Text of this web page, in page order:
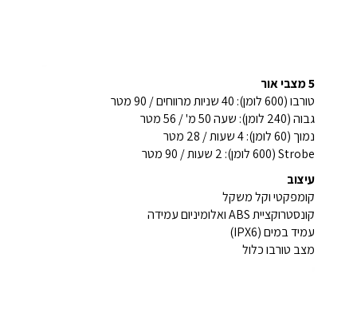
5 מצבי אור
טורבו (600 לומן): 40 שניות מרווחים / 90 מטר
גבוה (240 לומן): שעה 50 מ' / 56 מטר
נמוך (60 לומן): 4 שעות / 28 מטר
Strobe (600 לומן): 2 שעות / 90 מטר
עיצוב
קומפקטי וקל משקל
קונסטרוקציית ABS ואלומיניום עמידה
עמיד במים (IPX6)
מצב טורבו כלול